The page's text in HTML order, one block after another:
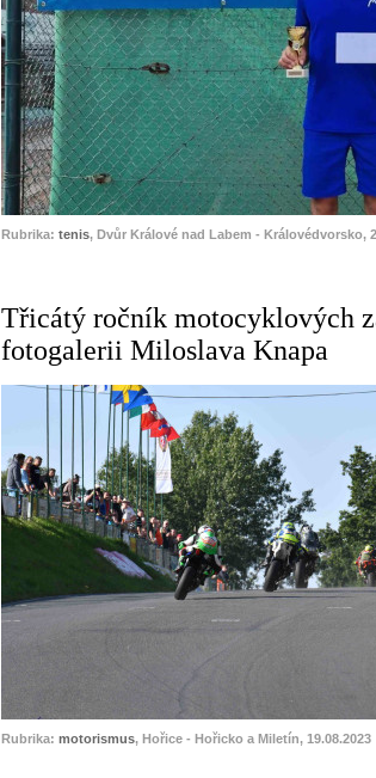
Rubrika: tenis, Dvůr Králové nad Labem - Královédvorsko,
Třicátý ročník motocyklových
fotogalerii Miloslava Knapa
Rubrika: motorismus, Hořice - Hořicko a Miletín, 19.08.2023